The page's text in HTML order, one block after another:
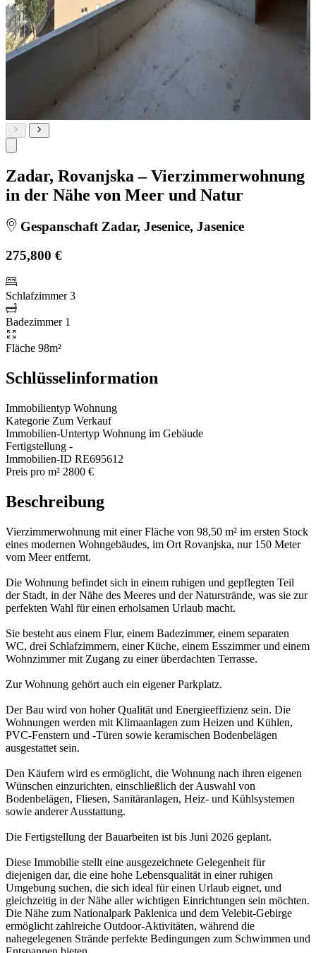
Zadar, Rovanjska – Vierzimmerwohnung
in der Nähe von Meer und Natur
Gespanschaft Zadar, Jesenice, Jasenice
275,800 €
Schlafzimmer 3
Badezimmer 1
Fläche 98m²
Schlüsselinformation
Immobilientyp Wohnung
Kategorie Zum Verkauf
Immobilien-Untertyp Wohnung im Gebäude
Fertigstellung -
Immobilien-ID RE695612
Preis pro m² 2800 €
Beschreibung
Vierzimmerwohnung mit einer Fläche von 98,50 m² im ersten Stock
eines modernen Wohngebäudes, im Ort Rovanjska, nur 150 Meter
vom Meer entfernt.
Die Wohnung befindet sich in einem ruhigen und gepflegten Teil
der Stadt, in der Nähe des Meeres und der Naturstrände, was sie zur
perfekten Wahl für einen erholsamen Urlaub macht.
Sie besteht aus einem Flur, einem Badezimmer, einem separaten
WC, drei Schlafzimmern, einer Küche, einem Esszimmer und einem
Wohnzimmer mit Zugang zu einer überdachten Terrasse.
Zur Wohnung gehört auch ein eigener Parkplatz.
Der Bau wird von hoher Qualität und Energieeffizienz sein. Die
Wohnungen werden mit Klimaanlagen zum Heizen und Kühlen,
PVC-Fenstern und -Türen sowie keramischen Bodenbelägen
ausgestattet sein.
Den Käufern wird es ermöglicht, die Wohnung nach ihren eigenen
Wünschen einzurichten, einschließlich der Auswahl von
Bodenbelägen, Fliesen, Sanitäranlagen, Heiz- und Kühlsystemen
sowie anderer Ausstattung.
Die Fertigstellung der Bauarbeiten ist bis Juni 2026 geplant.
Diese Immobilie stellt eine ausgezeichnete Gelegenheit für
diejenigen dar, die eine hohe Lebensqualität in einer ruhigen
Umgebung suchen, die sich ideal für einen Urlaub eignet, und
gleichzeitig in der Nähe aller wichtigen Einrichtungen sein möchten.
Die Nähe zum Nationalpark Paklenica und dem Velebit-Gebirge
ermöglicht zahlreiche Outdoor-Aktivitäten, während die
nahegelegenen Strände perfekte Bedingungen zum Schwimmen und